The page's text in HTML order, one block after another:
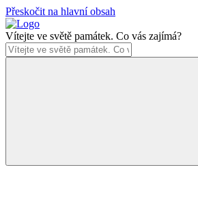
Přeskočit na hlavní obsah
Vítejte ve světě památek. Co vás zajímá?